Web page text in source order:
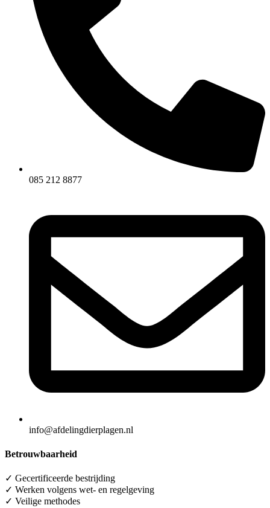
085 212 8877
info@afdelingdierplagen.nl
Betrouwbaarheid
✓ Gecertificeerde bestrijding
✓ Werken volgens wet- en regelgeving
✓ Veilige methodes